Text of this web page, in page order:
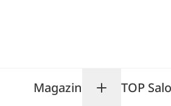
Magazin Toggle
TOP